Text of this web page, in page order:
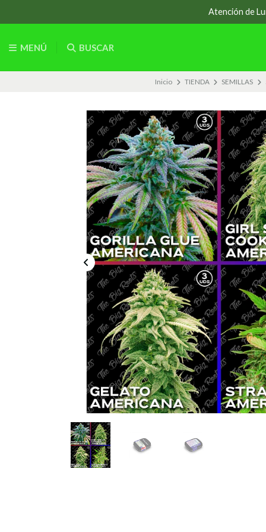
MENÚ BUSCAR
Atención de
Inicio TIENDA SEMILLAS